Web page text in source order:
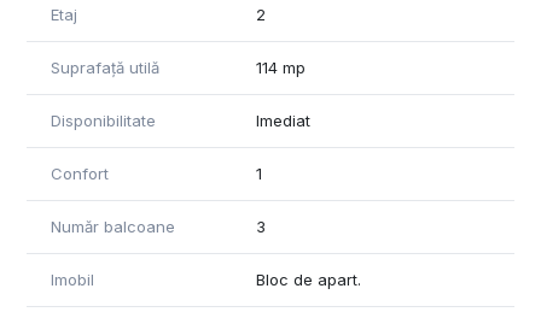
Etaj 2
Suprafață utilă 114 mp
Disponibilitate Imediat
Confort 1
Număr balcoane 3
Imobil Bloc de apart.